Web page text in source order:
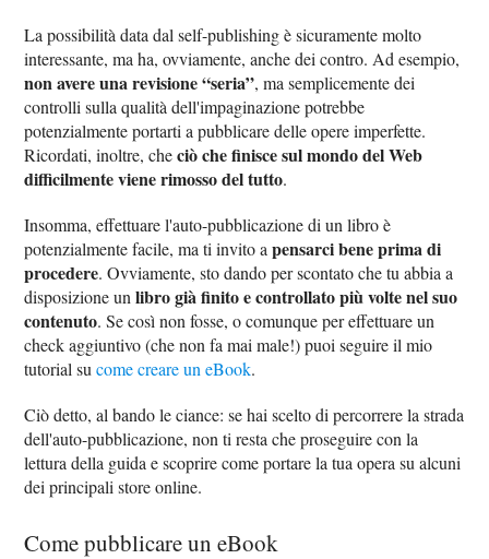
La possibilità data dal self-publishing è sicuramente molto
interessante, ma ha, ovviamente, anche dei contro. Ad esempio,
non avere una revisione “seria”, ma semplicemente dei
controlli sulla qualità dell'impaginazione potrebbe
potenzialmente portarti a pubblicare delle opere imperfette.
Ricordati, inoltre, checiò che finisce sul mondo del Web
difficilmente viene rimosso del tutto.
Insomma, effettuare l'auto-pubblicazione di un libro è
potenzialmente facile, ma ti invito apensarci bene prima di
procedere. Ovviamente, sto dando per scontato che tu abbia a
disposizione unlibro già finito e controllato più volte nel suo
contenuto. Se così non fosse, o comunque per effettuare un
check aggiuntivo (che non fa mai male!) puoi seguire il mio
tutorial sucome creare un eBook.
Ciò detto, al bando le ciance: se hai scelto di percorrere la strada
dell'auto-pubblicazione, non ti resta che proseguire con la
lettura della guida e scoprire come portare la tua opera su alcuni
dei principali store online.
Come pubblicare un eBook